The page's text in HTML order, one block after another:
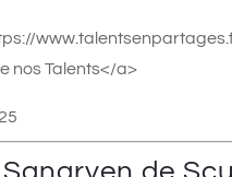
nos Talents</a>